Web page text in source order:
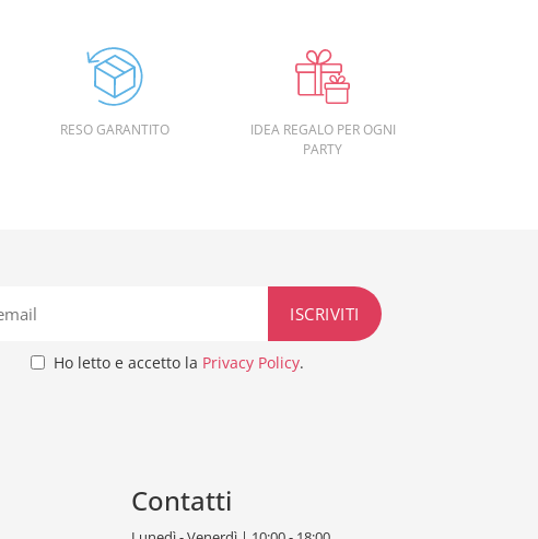
RESO GARANTITO
IDEA REGALO PER OGNI
PARTY
Ho letto e accetto la Privacy Policy.
Contatti